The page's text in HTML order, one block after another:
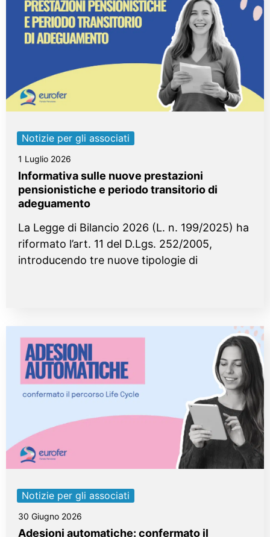
Notizie per gli associati
1 Luglio 2026
Informativa sulle nuove prestazioni
pensionistiche e periodo transitorio di
adeguamento
La Legge di Bilancio 2026 (L. n. 199/2025) ha
riformato l’art. 11 del D.Lgs. 252/2005,
introducendo tre nuove tipologie di
Notizie per gli associati
30 Giugno 2026
Adesioni automatiche: confermato il